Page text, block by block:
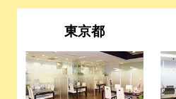
東京都